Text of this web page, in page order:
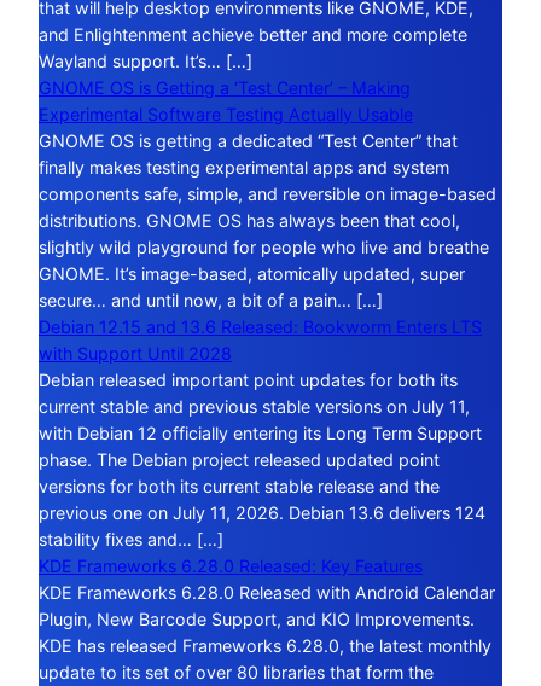
that will help desktop environments like GNOME, KDE,
and Enlightenment achieve better and more complete
Wayland support. It’s… […]
GNOME OS is Getting a ‘Test Center’ – Making
Experimental Software Testing Actually Usable
GNOME OS is getting a dedicated “Test Center” that
finally makes testing experimental apps and system
components safe, simple, and reversible on image-based
distributions. GNOME OS has always been that cool,
slightly wild playground for people who live and breathe
GNOME. It’s image-based, atomically updated, super
secure… and until now, a bit of a pain… […]
Debian 12.15 and 13.6 Released: Bookworm Enters LTS
with Support Until 2028
Debian released important point updates for both its
current stable and previous stable versions on July 11,
with Debian 12 officially entering its Long Term Support
phase. The Debian project released updated point
versions for both its current stable release and the
previous one on July 11, 2026. Debian 13.6 delivers 124
stability fixes and… […]
KDE Frameworks 6.28.0 Released: Key Features
KDE Frameworks 6.28.0 Released with Android Calendar
Plugin, New Barcode Support, and KIO Improvements.
KDE has released Frameworks 6.28.0, the latest monthly
update to its set of over 80 libraries that form the